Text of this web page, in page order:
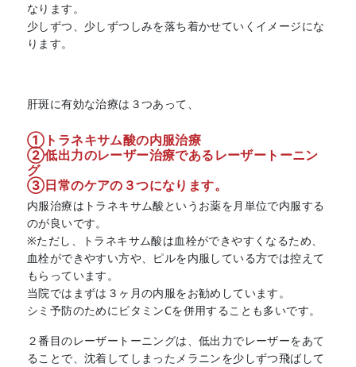
なります。
少しずつ、少しずつしみを落ち着かせていくイメージにな
ります。
肝斑に有効な治療は３つあって、
①トラネキサム酸の内服治療
②低出力のレーザー治療であるレーザートーニン
グ
③日常のケアの３つになります。
内服治療はトラネキサム酸というお薬を月単位で内服する
のが良いです。
※ただし、トラネキサム酸は血栓ができやすくなるため、
血栓ができやすい方や、ピルを内服している方では控えて
もらっています。
当院ではまずは３ヶ月の内服をお勧めしています。
シミ予防のためにビタミンCを併用することも多いです。
２番目のレーザートーニングは、低出力でレーザーをあて
ることで、沈着してしまったメラニンを少しずつ飛ばして